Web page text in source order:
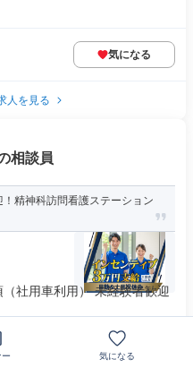
気になる
人を見る
相談員
精神科訪問看護ステーション
社用車利用） 未経験者歓迎
ー 気になる